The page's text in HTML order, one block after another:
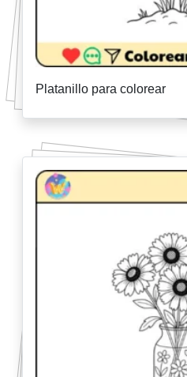
Platanillo para colorear